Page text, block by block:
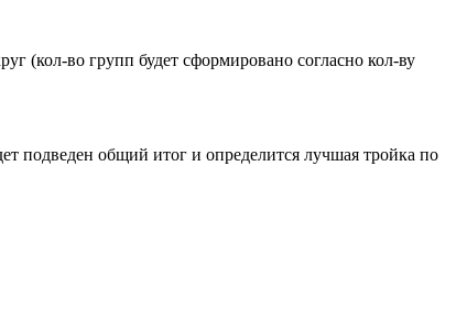
(кол-во групп будет сформировано согласно кол-ву
подведен общий итог и определится лучшая тройка по